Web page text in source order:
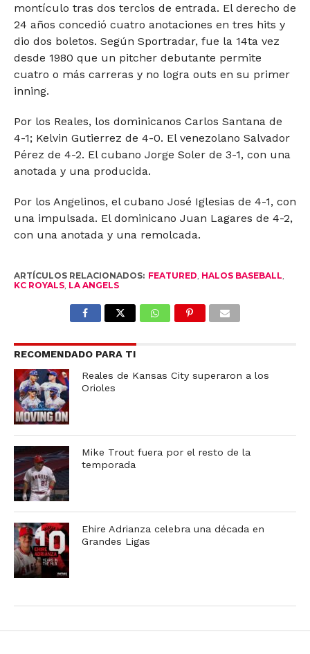
montículo tras dos tercios de entrada. El derecho de
24 años concedió cuatro anotaciones en tres hits y
dio dos boletos. Según Sportradar, fue la 14ta vez
desde 1980 que un pitcher debutante permite
cuatro o más carreras y no logra outs en su primer
inning.
Por los Reales, los dominicanos Carlos Santana de
4-1; Kelvin Gutierrez de 4-0. El venezolano Salvador
Pérez de 4-2. El cubano Jorge Soler de 3-1, con una
anotada y una producida.
Por los Angelinos, el cubano José Iglesias de 4-1, con
una impulsada. El dominicano Juan Lagares de 4-2,
con una anotada y una remolcada.
ARTÍCULOS RELACIONADOS: FEATURED HALOS BASEBALL
KC ROYALS, LA ANGELS
RECOMENDADO PARA TI
Reales de Kansas City superaron a los
Orioles
Mike Trout fuera por el resto de la
temporada
Ehire Adrianza celebra una década en
Grandes Ligas